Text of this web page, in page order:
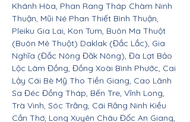
Khánh Hòa, Phan Rang Tháp Chàm Ninh
Thuận, Mũi Né Phan Thiết Bình Thuận,
Pleiku Gia Lai, Kon Tum, Buôn Ma Thuột
(Buôn Mê Thuột) Daklak (Đắc Lắc), Gia
Nghĩa (Đắc Nông Đăk Nông), Đà Lạt Bảo
Lộc Lâm Đồng, Đồng Xoài Bình Phước, Cai
Lậy Cái Bè Mỹ Tho Tiền Giang, Cao Lãnh
Sa Đéc Đồng Tháp, Bến Tre, Vĩnh Long,
Trà Vinh, Sóc Trăng, Cái Răng Ninh Kiều
Cần Thơ, Long Xuyên Châu Đốc An Giang,